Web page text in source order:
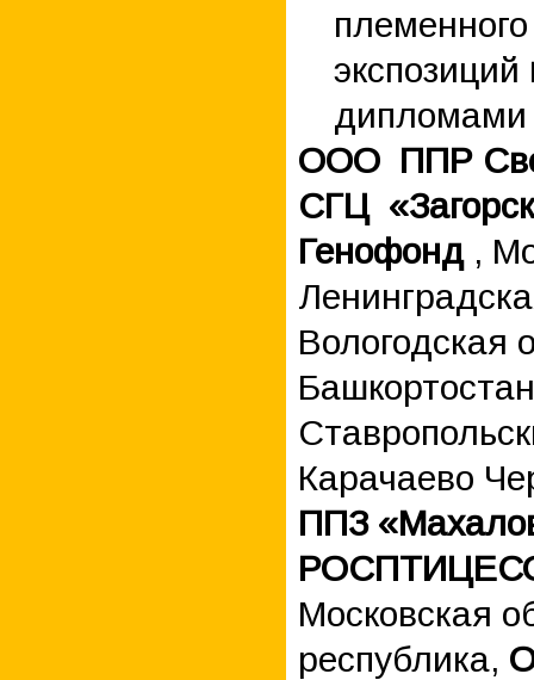
экспозиций
дипломами
ООО ППР
СГЦ
Генофонд,
Вологодская
Карачаево
ППЗ
Московская
республика,